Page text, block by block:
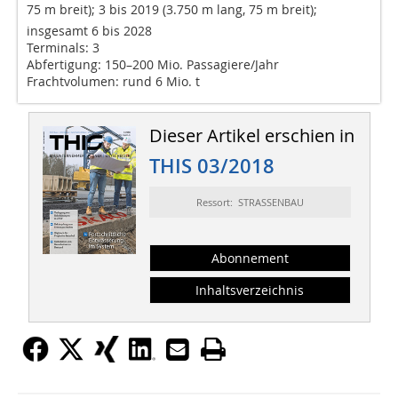
75 m breit); 3 bis 2019 (3.750 m lang, 75 m breit);
insgesamt 6 bis 2028
Terminals: 3
Abfertigung: 150–200 Mio. Passagiere/Jahr
Frachtvolumen: rund 6 Mio. t
Dieser Artikel erschien in
THIS 03/2018
Ressort: STRASSENBAU
Abonnement
Inhaltsverzeichnis